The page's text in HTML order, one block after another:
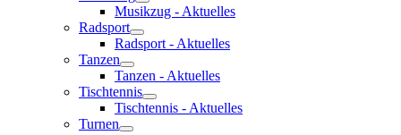
Musikzug - Aktuelles
Radsport
Radsport - Aktuelles
Tanzen
Tanzen - Aktuelles
Tischtennis
Tischtennis - Aktuelles
Turnen